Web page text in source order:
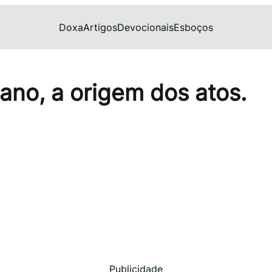
DoxaArtigosDevocionaisEsboços
a origem dos atos.
Publicidade